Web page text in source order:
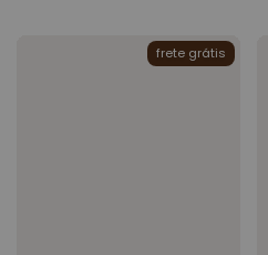
frete grátis